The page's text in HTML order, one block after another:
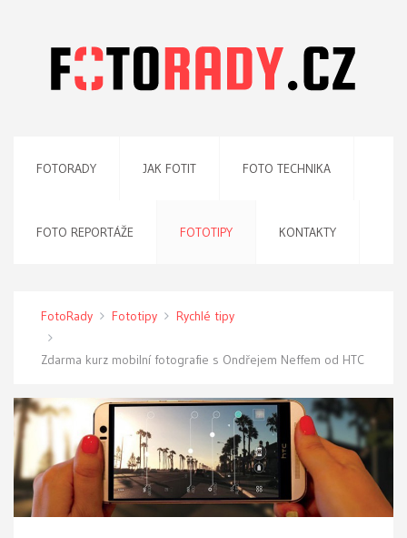
FOTORADY JAK FOTIT FOTO TECHNIKA
FOTO REPORTÁŽE FOTOTIPY KONTAKTY
FotoRady Fototipy Rychlé tipy
Zdarma kurz mobilní fotografie s Ondřejem Neffem od HTC